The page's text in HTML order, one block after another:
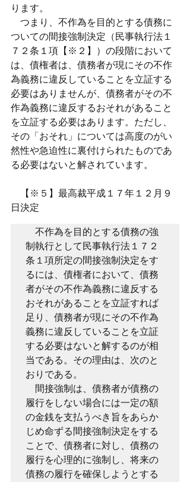
ります。
つまり、不作為を目的とする債務に
ついての間接強制決定（民事執行法１
７２条１項【※２】）の段階において
は、債権者は、債務者が現にその不作
為義務に違反していることを立証する
必要はありませんが、債務者がその不
作為義務に違反するおそれがあること
を立証する必要はあります。ただし、
その「おそれ」については高度のがい
然性や急迫性に裏付けられたものであ
る必要はないと解されています。
【※５】最高裁平成１７年１２月９
日決定
不作為を目的とする債務の強
制執行として民事執行法１７２
条１項所定の間接強制決定をす
るには、債権者において、債務
者がその不作為義務に違反する
おそれがあることを立証すれば
足り、債務者が現にその不作為
義務に違反していることを立証
する必要はないと解するのが相
当である。その理由は、次のと
おりである。
間接強制は、債務者が債務の
履行をしない場合には一定の額
の金銭を支払うべき旨をあらか
じめ命ずる間接強制決定をする
ことで、債務者に対し、債務の
履行を心理的に強制し、将来の
債務の履行を確保しようとする